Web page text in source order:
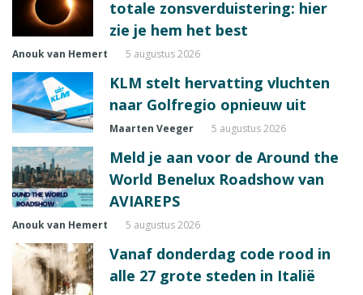
totale zonsverduistering: hier
zie je hem het best
Anouk van Hemert 5 augustus 2026
KLM stelt hervatting vluchten
naar Golfregio opnieuw uit
Maarten Veeger 5 augustus 2026
Meld je aan voor de Around the
World Benelux Roadshow van
AVIAREPS
Anouk van Hemert 5 augustus 2026
Vanaf donderdag code rood in
alle 27 grote steden in Italië